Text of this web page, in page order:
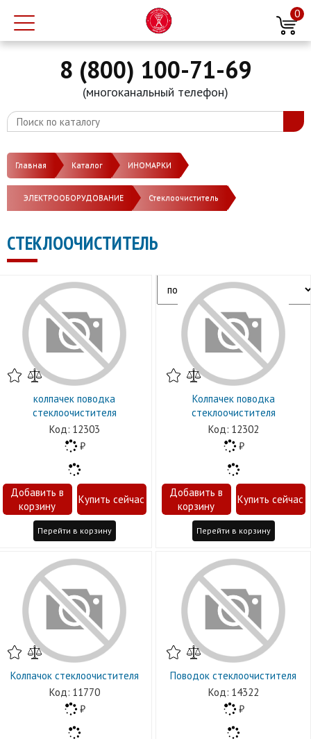
0
8 (800) 100-71-69
(многоканальный телефон)
Главная Каталог ИНОМАРКИ
ЭЛЕКТРООБОРУДОВАНИЕ Стеклоочиститель
СТЕКЛООЧИСТИТЕЛЬ
колпачек поводка
стеклоочистителя
12303
Перейти в корзину
Колпачек поводка
стеклоочистителя
12302
Перейти в корзину
Колпачок стеклоочистителя
11770
Поводок стеклоочистителя
14322